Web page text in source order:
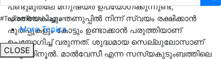
#Top on Krishi Jagran
More Topics
CLOSE
പണ്ടുമുതലേ മനുഷ്യർ ഉപയോഗിക്കുന്നുണ്ട്,
പ്രത്യേകിച്ചും തണുപ്പിൽ നിന്ന് സ്വയം രക്ഷിക്കാൻ
പുതപ്പുകളും കോട്ടും ഉണ്ടാക്കാൻ പരുത്തിയാണ്
ഉപയോഗിച്ച് വരുന്നത്. ശുദ്ധമായ സെല്ലുലോസാണ്
പരുത്തിനൂൽ. മാൽവേസീ എന്ന സസ്യകുടുംബത്തിലെ